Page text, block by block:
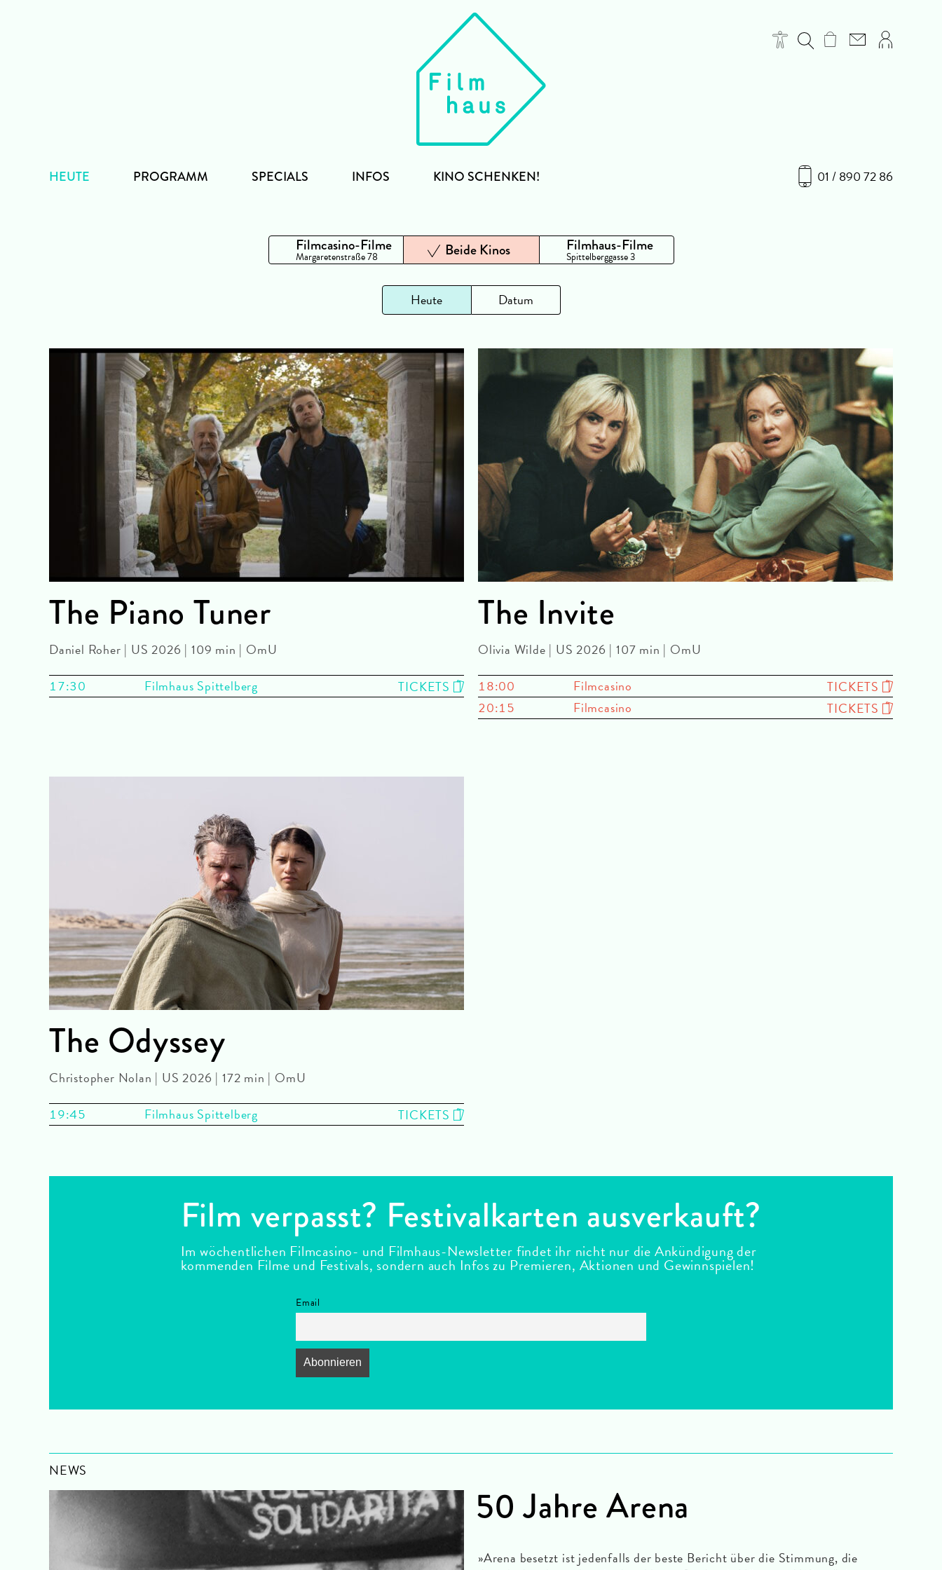
01 / 890 72 86
HEUTE PROGRAMM SPECIALS INFOS KINO SCHENKEN!
Filmcasino-Filme
Margaretenstraße 78 Beide Kinos Filmhaus-Filme
Spittelberggasse 3
Heute Datum
The Piano Tuner
Daniel Roher | US 2026 | 109 min | OmU
17:30
Filmhaus Spittelberg TICKETS
The Invite
Olivia Wilde | US 2026 | 107 min | OmU
18:00
Filmcasino
TICKETS
20:15
Filmcasino TICKETS
The Odyssey
Christopher Nolan | US 2026 | 172 min | OmU
19:45
Filmhaus Spittelberg TICKETS
Film verpasst? Festivalkarten ausverkauft?
Im wöchentlichen Filmcasino- und Filmhaus-Newsletter findet ihr nicht nur die Ankündigung der
kommenden Filme und Festivals, sondern auch Infos zu Premieren, Aktionen und Gewinnspielen!
Email
NEWS
50 Jahre Arena
»Arena besetzt ist jedenfalls der beste Bericht über die Stimmung, die